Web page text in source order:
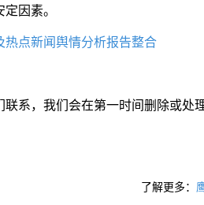
因素。
热点新闻舆情分析报告整合
系，我们会在第一时间删除或处
了解更多：